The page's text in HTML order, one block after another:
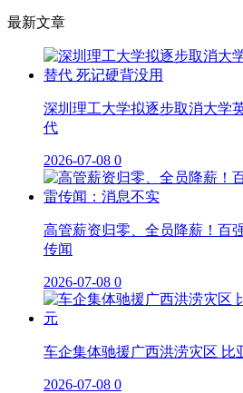
最新文章
深圳理工大学拟逐步取消大学
代
2026-07-08 0
高管薪资归零、全员降薪！百
传闻
2026-07-08 0
车企集体驰援广西洪涝灾区 比
2026-07-08 0